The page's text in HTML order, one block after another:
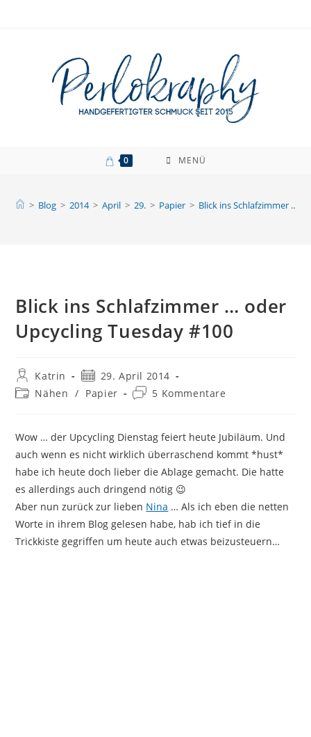
0 MENÜ
> Blog > 2014 > April > 29. > Papier > Blick ins Schlafzimmer …
Blick ins Schlafzimmer … oder
Upcycling Tuesday #100
Beitrags-
Autor:
Katrin
Beitrag
veröffentlicht:
29. April 2014
Beitrags-
Nähen / Papier
Beitrags-
5 Kommentare
Wow … der Upcycling Dienstag feiert heute Jubiläum. Und
auch wenn es nicht wirklich überraschend kommt *hust*
habe ich heute doch lieber die Ablage gemacht. Die hatte
es allerdings auch dringend nötig 😉
Aber nun zurück zur lieben Nina … Als ich eben die netten
Worte in ihrem Blog gelesen habe, hab ich tief in die
Trickkiste gegriffen um heute auch etwas beizusteuern…